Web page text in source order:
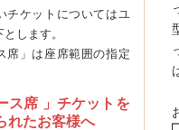
チケットについてはユ
します。
席」は座席範囲の指定
ス席 」チケットを
れたお客様へ